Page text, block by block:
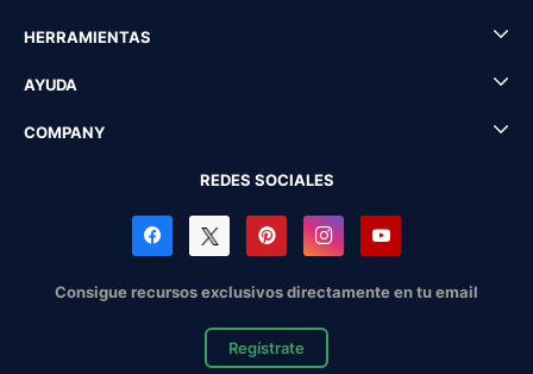
HERRAMIENTAS
AYUDA
COMPANY
REDES SOCIALES
Consigue recursos exclusivos directamente en tu email
Regístrate